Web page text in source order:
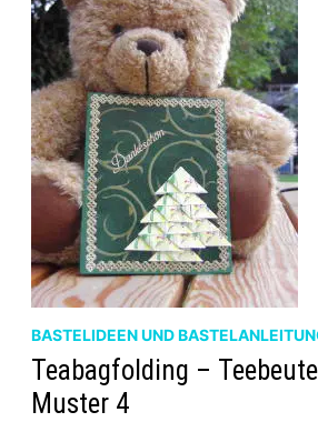
BASTELIDEEN UND
Teabagfolding –
Muster 4